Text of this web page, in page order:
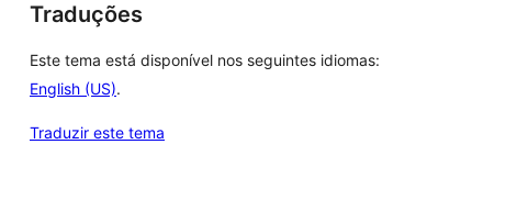
Traduções
Este tema está disponível nos seguintes idiomas:
English (US).
Traduzir este tema